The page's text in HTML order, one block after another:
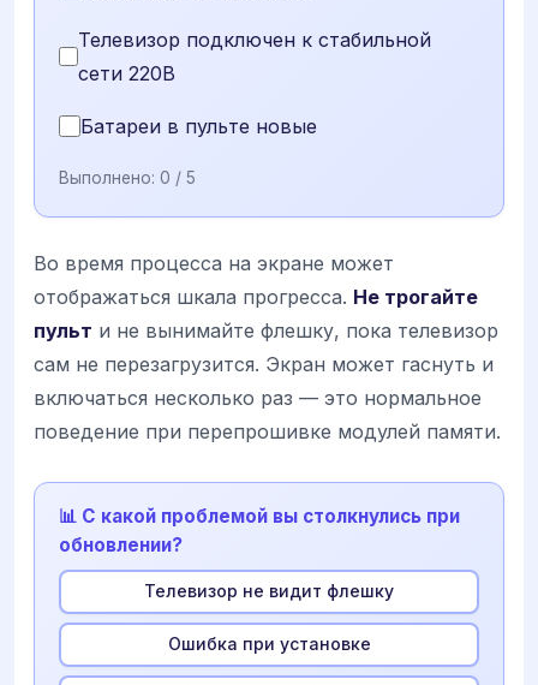
Телевизор подключен к стабильной
сети 220В
Батареи в пульте новые
Выполнено: 0 / 5
Во время процесса на экране может
отображаться шкала прогресса. Не трогайте
пульт и не вынимайте флешку, пока телевизор
сам не перезагрузится. Экран может гаснуть и
включаться несколько раз — это нормальное
поведение при перепрошивке модулей памяти.
📊 С какой проблемой вы столкнулись при
обновлении?
Телевизор не видит флешку
Ошибка при установке